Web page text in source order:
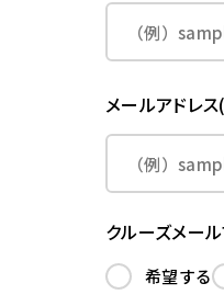
メールアドレ
クルーズメー
希望する